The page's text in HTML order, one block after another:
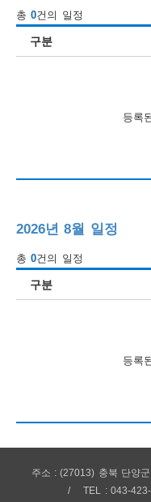
총0건의 일정
구분
등록
2026년 8월 일정
총0건의 일정
구분
등록
미
주소 : (27013) 충북 단양
TEL : 043-